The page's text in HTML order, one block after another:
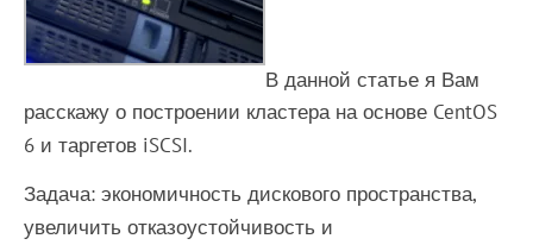
В данной статье я Вам
расскажу о построении кластера на основе CentOS
6 и таргетов iSCSI.
Задача: экономичность дискового пространства,
увеличить отказоустойчивость и